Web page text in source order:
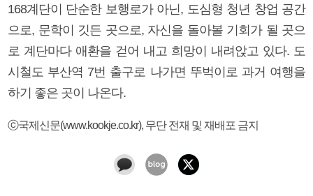
168계단이 단순한 보행로가 아닌, 도심형 청년 창업 공간
으로, 문학이 깃든 곳으로, 자신을 돌아볼 기회가 될 곳으
로 계단마다 애환을 걷어 내고 희망이 내려앉고 있다. 도
시철도 부산역 7번 출구로 나가면 뚜벅이로 과거 여행을
하기 좋은 곳이 나온다.
ⓒ국제신문(www.kookje.co.kr), 무단 전재 및 재배포 금지